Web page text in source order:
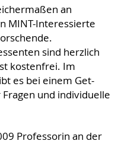
an
MINT-Interessierte
sind herzlich
kostenfrei. Im
es bei einem Get-
und individuelle
Professorin an der